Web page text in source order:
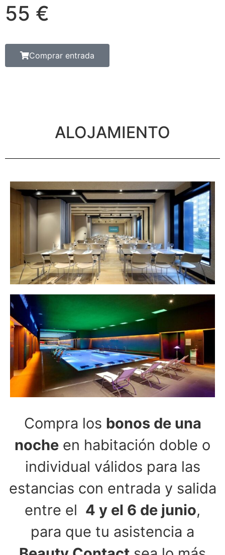
55 €
Comprar entrada
ALOJAMIENTO
Compra los bonos de una
noche en habitación doble o
individual válidos para las
estancias con entrada y salida
entre el 4 y el 6 de junio,
para que tu asistencia a